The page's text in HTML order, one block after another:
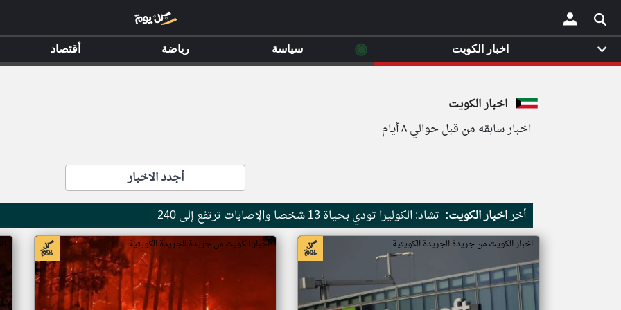
×
اخبار الكويت
اخبار سابقه من قبل حوالي ٨ أيام
أجدد الاخبار
أخراخبار الكويت: تشاد: الكوليرا تودي بحياة 13 شخصا والإصابات ترتفع إلى 240
اخبار الكويت من جريدة الجريدة الكويتية اخبار الكويت من جريدة الجريدة الكويتية
اخبار الكويت ◉ سياسة رياضة أقتصاد